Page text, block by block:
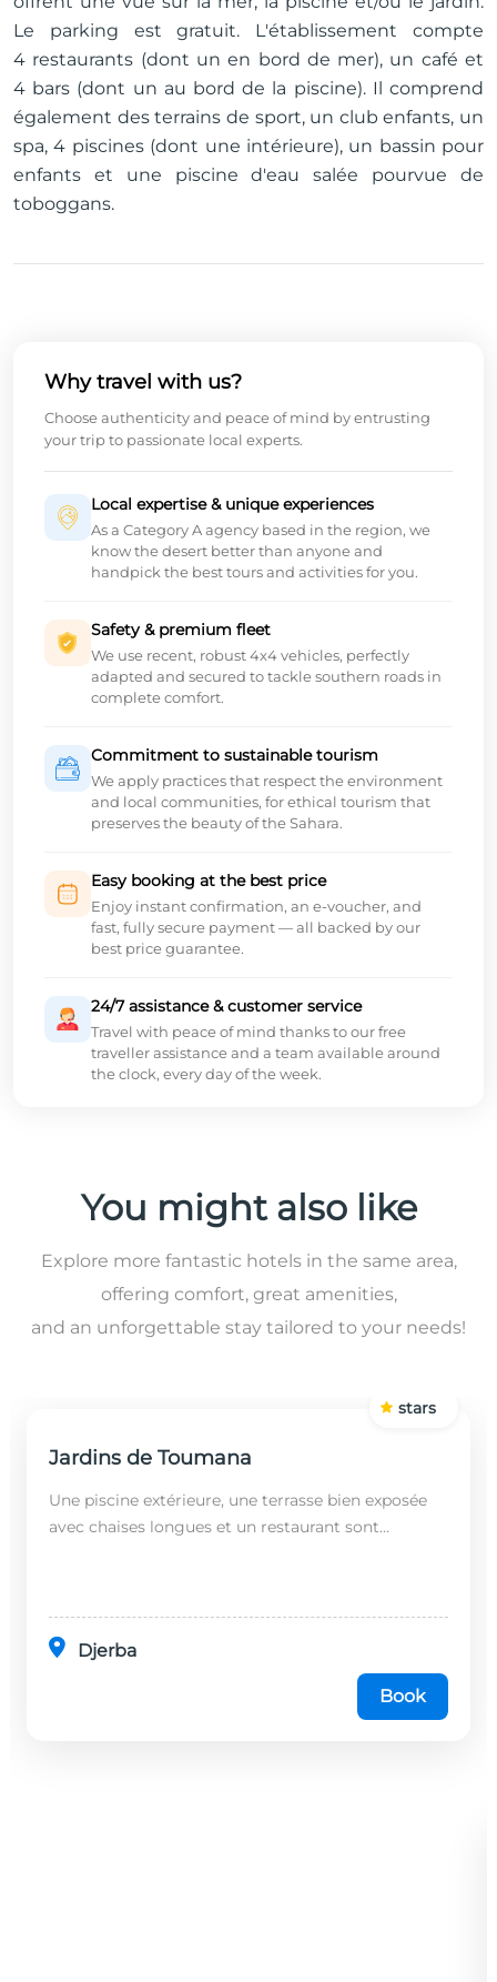
Le parking est gratuit. L'établissement compte
4 restaurants (dont un en bord de mer), un café et
4 bars (dont un au bord de la piscine). Il comprend
également des terrains de sport, un club enfants, un
spa, 4 piscines (dont une intérieure), un bassin pour
enfants et une piscine d'eau salée pourvue de
toboggans.
Why travel with us?
Choose authenticity and peace of mind by entrusting
your trip to passionate local experts.
Local expertise & unique experiences
As a Category A agency based in the region, we
know the desert better than anyone and
handpick the best tours and activities for you.
Safety & premium fleet
We use recent, robust 4x4 vehicles, perfectly
adapted and secured to tackle southern roads in
complete comfort.
Commitment to sustainable tourism
We apply practices that respect the environment
and local communities, for ethical tourism that
preserves the beauty of the Sahara.
Easy booking at the best price
Enjoy instant confirmation, an e-voucher, and
fast, fully secure payment — all backed by our
best price guarantee.
24/7 assistance & customer service
Travel with peace of mind thanks to our free
traveller assistance and a team available around
the clock, every day of the week.
You might also like
Explore more fantastic hotels in the same area,
offering comfort, great amenities,
and an unforgettable stay tailored to your needs!
Jardins de Toumana
Une piscine extérieure, une terrasse bien exposée
avec chaises longues et un restaurant sont
Djerba
stars
Book